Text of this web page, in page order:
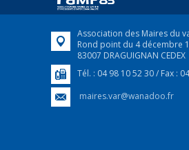
Association des Maires du
Rond point du 4 décembre
83007 DRAGUIGNAN CEDEX
Tél. : 04 98 10 52 30 / Fax :
maires.var@wanadoo.fr